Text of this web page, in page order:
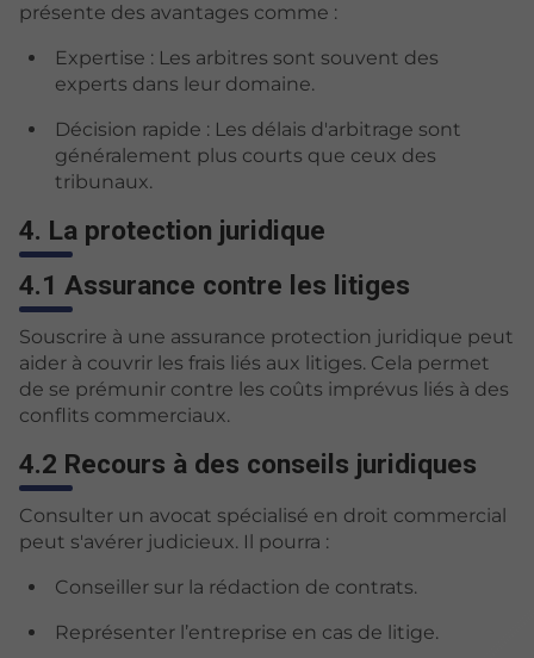
présente des avantages comme :
Expertise : Les arbitres sont souvent des
experts dans leur domaine.
Décision rapide : Les délais d'arbitrage sont
généralement plus courts que ceux des
tribunaux.
4. La protection juridique
4.1 Assurance contre les litiges
Souscrire à une assurance protection juridique peut
aider à couvrir les frais liés aux litiges. Cela permet
de se prémunir contre les coûts imprévus liés à des
conflits commerciaux.
4.2 Recours à des conseils juridiques
Consulter un avocat spécialisé en droit commercial
peut s'avérer judicieux. Il pourra :
Conseiller sur la rédaction de contrats.
Représenter l’entreprise en cas de litige.